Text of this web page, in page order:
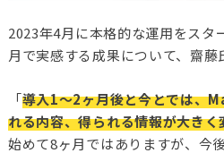
2023年4月に本格的な運用をスタ
月で実感する成果について、齋藤
「導入1〜2ヶ月後と今とでは、
れる内容、得られる情報が大き
始めて8ヶ月ではありますが、今